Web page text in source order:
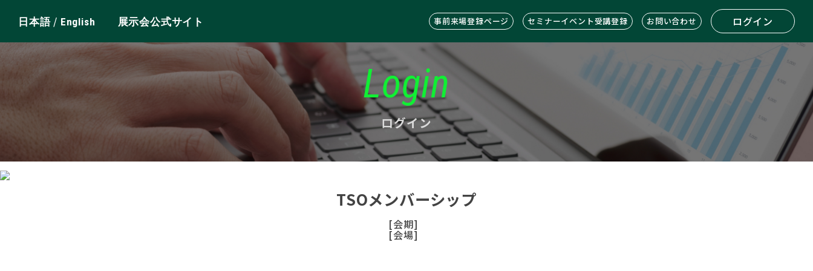
日本語/ English 展示会公式サイト 事前来場登録ページ セミナーイベント受講登録 お問い合わせ ログイン
Login
ログイン
TSOメンバーシップ
[会期]
[会場]